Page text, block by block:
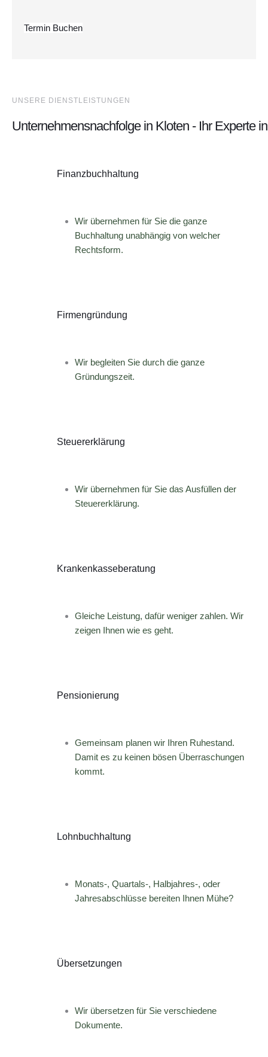
Termin Buchen
UNSERE DIENSTLEISTUNGEN
Unternehmensnachfolge in Kloten - Ihr Experte
Finanzbuchhaltung
Wir übernehmen für Sie die ganze
Buchhaltung unabhängig von welcher
Rechtsform.
Firmengründung
Wir begleiten Sie durch die ganze
Gründungszeit.
Steuererklärung
Wir übernehmen für Sie das Ausfüllen der
Steuererklärung.
Krankenkasseberatung
Gleiche Leistung, dafür weniger zahlen. Wir
zeigen Ihnen wie es geht.
Pensionierung
Gemeinsam planen wir Ihren Ruhestand.
Damit es zu keinen bösen Überraschungen
kommt.
Lohnbuchhaltung
Monats-, Quartals-, Halbjahres-, oder
Jahresabschlüsse bereiten Ihnen Mühe?
Übersetzungen
Wir übersetzen für Sie verschiedene
Dokumente.